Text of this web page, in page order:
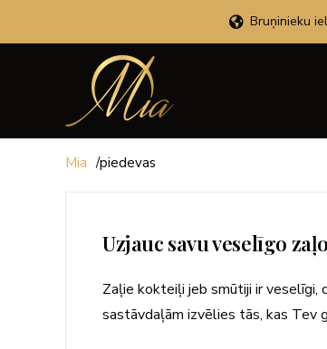
Bruņinieku
Mia /piedevas
Uzjauc savu veselīgo
Zaļie kokteiļi jeb smūtiji ir veselīgi,
sastāvdaļām izvēlies tās, kas Tev